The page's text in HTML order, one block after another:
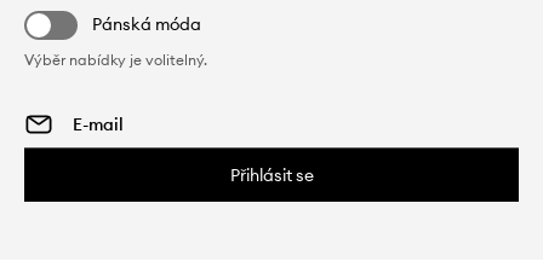
Pánská móda
Výběr nabídky je volitelný.
Přihlásit se